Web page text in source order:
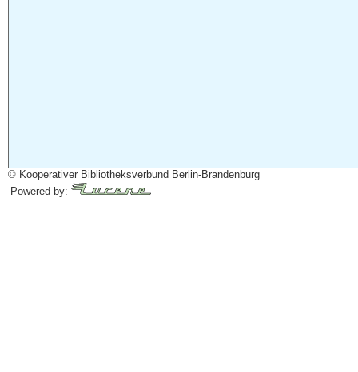
© Kooperativer Bibliotheksverbund Berlin-Brandenburg
Powered by: